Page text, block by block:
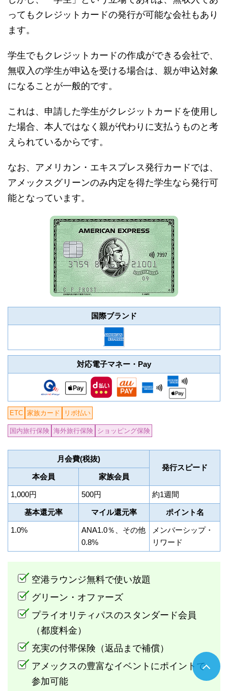
ってもクレジットカードの発行が可能な会社もあり
ます。
学生でもクレジットカードの作成ができる会社で、
無収入の学生が申込を受ける場合は、親が申込対象
になることが一般的です。
これは、申請した学生がクレジットカードを使用し
た場合、本人ではなく親が代わりに支払うものと考
えられているからです。
なお、アメリカン・エキスプレス発行カードでは、
アメックスグリーンのみ内定を得た学生なら発行可
能となっています。
国際ブランド
対応電子マネー・Pay
ETC 家族カード リボ払い
国内旅行保険 海外旅行保険 ショッピング保険
月会費(税抜)
発行スピード
本会員
家族会員
1,000円 500円 約1週間
基本還元率 マイル還元率 ポイント名
1.0%
ANA1.0％、その他
0.8%
メンバーシップ・
リワード
空港ラウンジ無料で使い放題
グリーン・オファーズ
プライオリティパスのスタンダード会員
（都度料金）
充実の付帯保険（返品まで補償）
アメックスの豊富なイベントにポイントで
参加可能